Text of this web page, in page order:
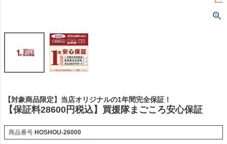
【対象商品限定】当店オリジナルの1年間完全保証！
【保証料28600円税込】買援隊まごころ安心保証
商品番号 HOSHOU-26000